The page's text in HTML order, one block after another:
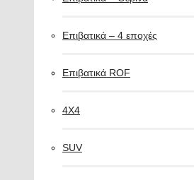
Επιβατικά – 4 εποχές
Επιβατικά ROF
4X4
SUV